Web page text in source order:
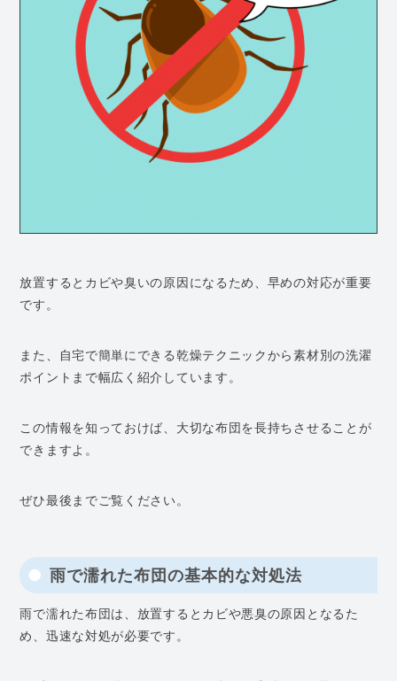
放置するとカビや臭いの原因になるため、早めの対応が重要
です。
また、自宅で簡単にできる乾燥テクニックから素材別の洗濯
ポイントまで幅広く紹介しています。
この情報を知っておけば、大切な布団を長持ちさせることが
できますよ。
ぜひ最後までご覧ください。
雨で濡れた布団の基本的な対処法
雨で濡れた布団は、放置するとカビや悪臭の原因となるた
め、迅速な対処が必要です。